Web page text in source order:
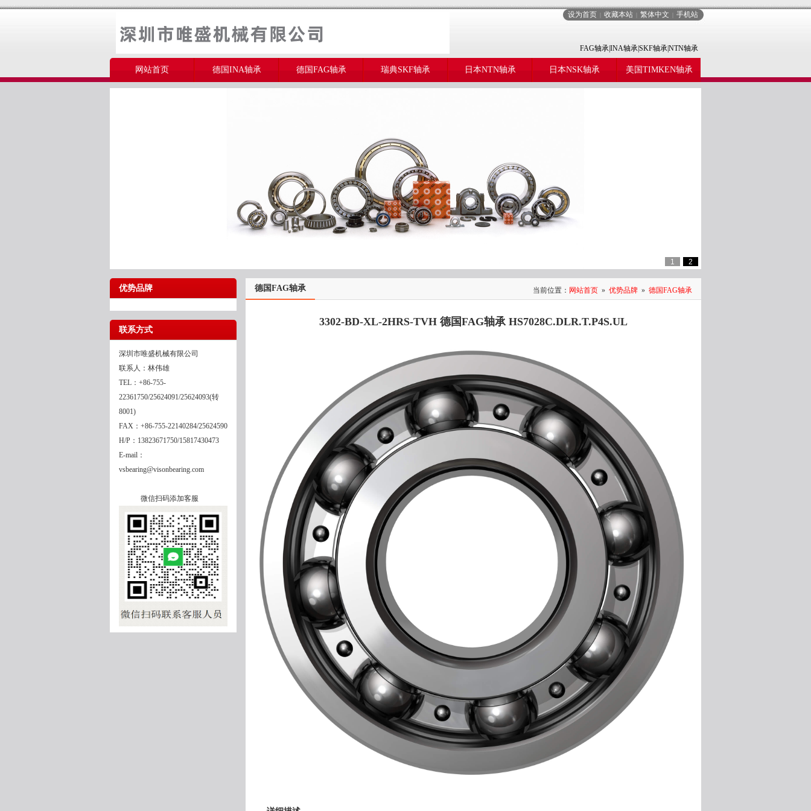
设为首页 收藏本站 繁体中文 手机站
FAG轴承|INA轴承|SKF轴承|NTN轴承
网站首页 德国INA轴承 德国FAG轴承 瑞典SKF轴承 日本NTN轴承 日本NSK轴承 美国TIMKEN轴承
1 2
优势品牌
联系方式
深圳市唯盛机械有限公司
联系人：林伟雄
TEL：+86-755-
22361750/25624091/25624093(转
8001)
FAX：+86-755-22140284/25624590
H/P：13823671750/15817430473
E-mail：
vsbearing@visonbearing.com
微信扫码添加客服
当前位置： 网站首页 » 优势品牌 » 德国FAG轴承
德国FAG轴承
3302-BD-XL-2HRS-TVH 德国FAG轴承 HS7028C.DLR.T.P4S.UL